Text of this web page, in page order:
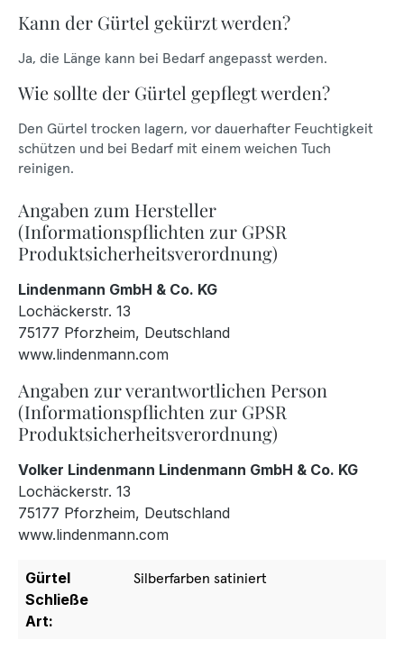
Kann der Gürtel gekürzt werden?
Ja, die Länge kann bei Bedarf angepasst werden.
Wie sollte der Gürtel gepflegt werden?
Den Gürtel trocken lagern, vor dauerhafter Feuchtigkeit
schützen und bei Bedarf mit einem weichen Tuch
reinigen.
Angaben zum Hersteller
(Informationspflichten zur GPSR
Produktsicherheitsverordnung)
Lindenmann GmbH & Co. KG
Lochäckerstr. 13
75177 Pforzheim, Deutschland
www.lindenmann.com
Angaben zur verantwortlichen Person
(Informationspflichten zur GPSR
Produktsicherheitsverordnung)
Volker Lindenmann Lindenmann GmbH & Co. KG
Lochäckerstr. 13
75177 Pforzheim, Deutschland
www.lindenmann.com
Gürtel
Schließe
Art:
Silberfarben satiniert